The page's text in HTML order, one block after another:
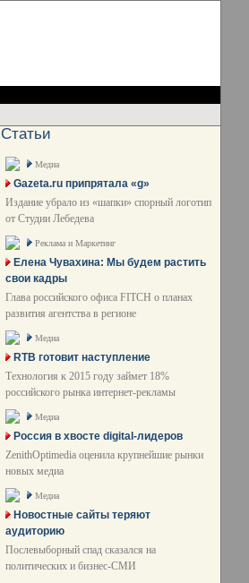
Статьи
Медиа
Gazeta.ru припрятала «g»
Издание убрало из «шапки» спорный логотип
от Студии Лебедева
Реклама и Маркетинг
Елена Чувахина: Мы будем растить
свои кадры
Глава российского офиса FITCH о планах
развития агентства в регионе
Медиа
RTB готовит наступление
Технология к 2015 году займет 18%
российского рынка интернет-рекламы
Медиа
Россия в хвосте digital-лидеров
ZenithOptimedia оценила крупнейшие рынки
новых медиа
Медиа
Новостные сайты теряют
аудиторию
Послевыборный спад сказался на
политических и бизнес-СМИ